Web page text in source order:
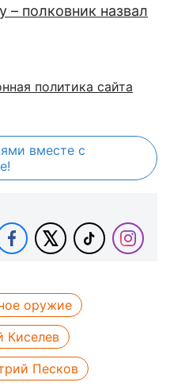
– полковник назвал
политика сайта
вместе с
оружие
Киселев
Песков